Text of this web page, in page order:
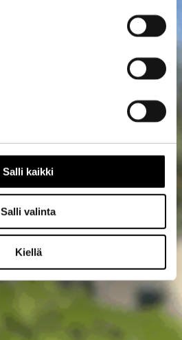
Salli kaikki
Salli valinta
Kiellä